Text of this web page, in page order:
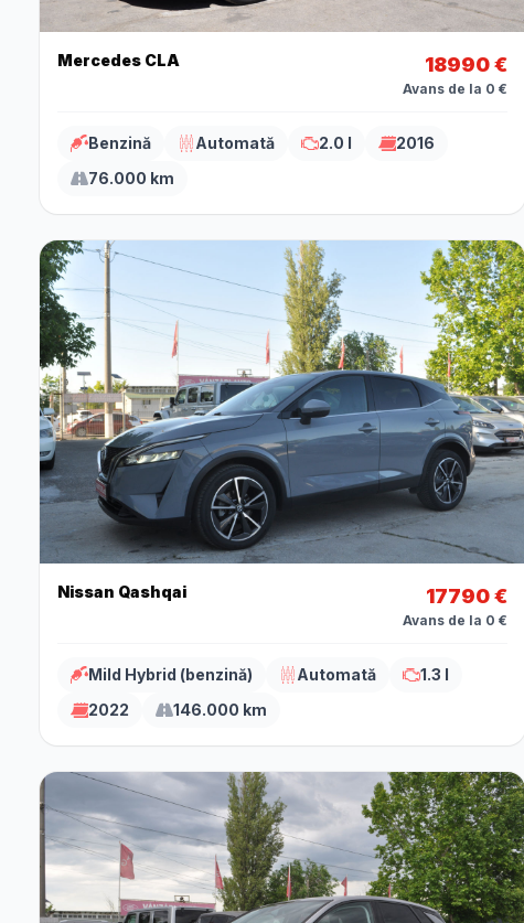
Mercedes CLA 18990 €
Avans de la 0 €
Benzină Automată 2.0 l
2016
76.000 km
Nissan Qashqai 17790 €
Avans de la 0 €
Mild Hybrid (benzină) Automată
1.3 l
2022
146.000 km